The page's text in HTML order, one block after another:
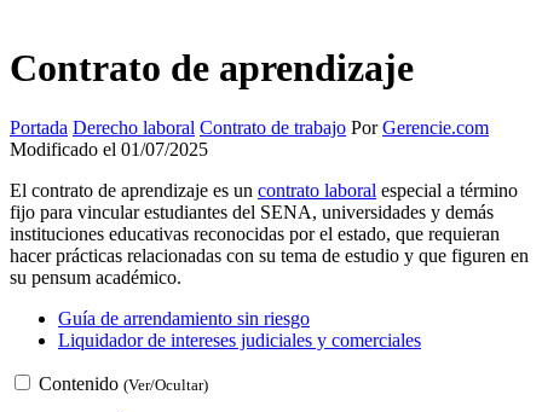
Contrato de aprendizaje
Portada Derecho laboral Contrato de trabajo PorGerencie.com
Modificado el 01/07/2025
El contrato de aprendizaje es un contrato laboral especial a término
fijo para vincular estudiantes del SENA, universidades y demás
instituciones educativas reconocidas por el estado, que requieran
hacer prácticas relacionadas con su tema de estudio y que figuren en
su pensum académico.
Guía de arrendamiento sin riesgo
Liquidador de intereses judiciales y comerciales
Contenido (Ver/Ocultar)